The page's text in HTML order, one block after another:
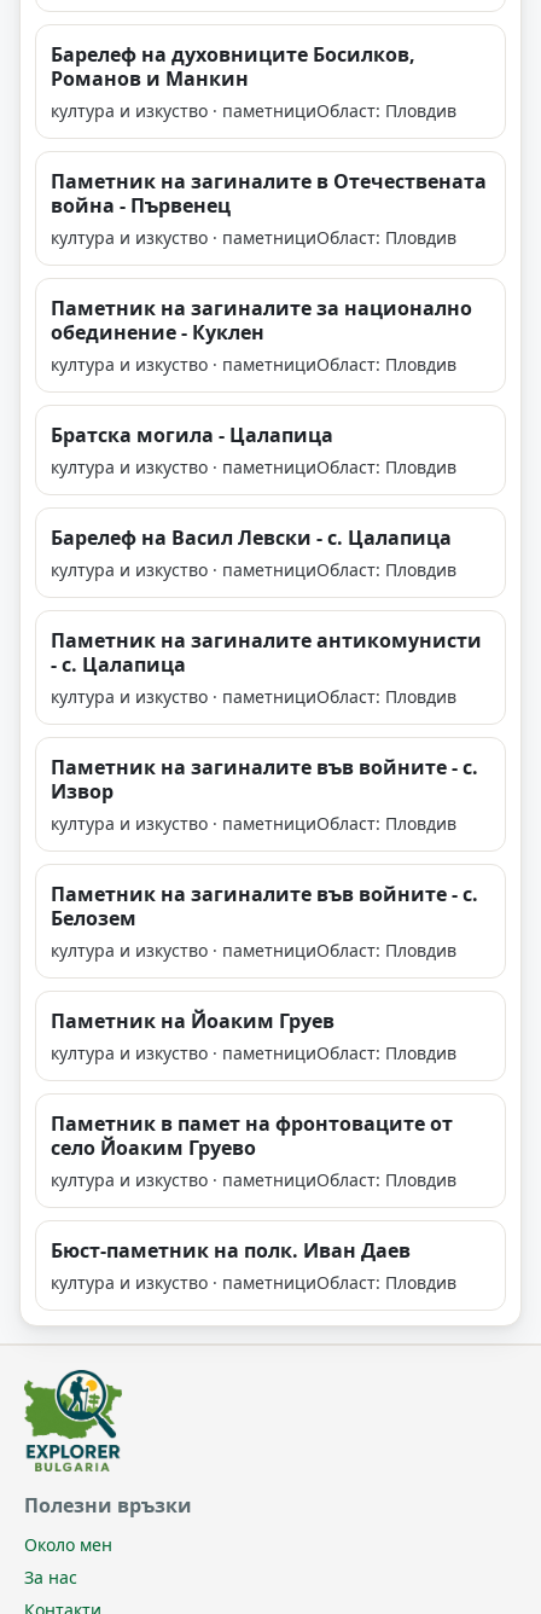
Барелеф на духовниците Босилков,
Романов и Манкин
култура и изкуство · паметнициОбласт: Пловдив
Паметник на загиналите в Отечествената
война - Първенец
култура и изкуство · паметнициОбласт: Пловдив
Паметник на загиналите за национално
обединение - Куклен
култура и изкуство · паметнициОбласт: Пловдив
Братска могила - Цалапица
култура и изкуство · паметнициОбласт: Пловдив
Барелеф на Васил Левски - с. Цалапица
култура и изкуство · паметнициОбласт: Пловдив
Паметник на загиналите антикомунисти
- с. Цалапица
култура и изкуство · паметнициОбласт: Пловдив
Паметник на загиналите във войните - с.
Извор
култура и изкуство · паметнициОбласт: Пловдив
Паметник на загиналите във войните - с.
Белозем
култура и изкуство · паметнициОбласт: Пловдив
Паметник на Йоаким Груев
култура и изкуство · паметнициОбласт: Пловдив
Паметник в памет на фронтоваците от
село Йоаким Груево
култура и изкуство · паметнициОбласт: Пловдив
Бюст-паметник на полк. Иван Даев
култура и изкуство · паметнициОбласт: Пловдив
Полезни връзки
Около мен
За нас